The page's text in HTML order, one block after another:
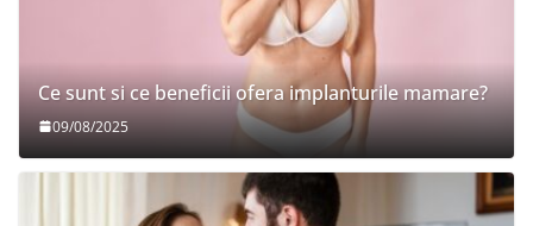
Ce sunt si ce beneficii ofera implanturile mamare?
09/08/2025